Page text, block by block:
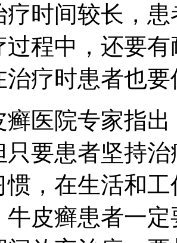
疗时间较长，
过程中，还要
治疗时患者也
癣医院专家指
只要患者坚持
惯，在生活和
牛皮癣患者一